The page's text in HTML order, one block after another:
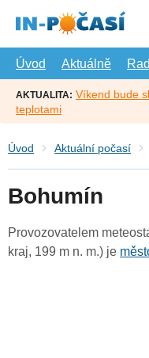
hlavní
Úvod
Aktuálně
AKTUALITA: Víkend bude
teplotami
Úvod Aktuální počasí
Bohumín
Provozovatelem
kraj, 199 m n. m.) je